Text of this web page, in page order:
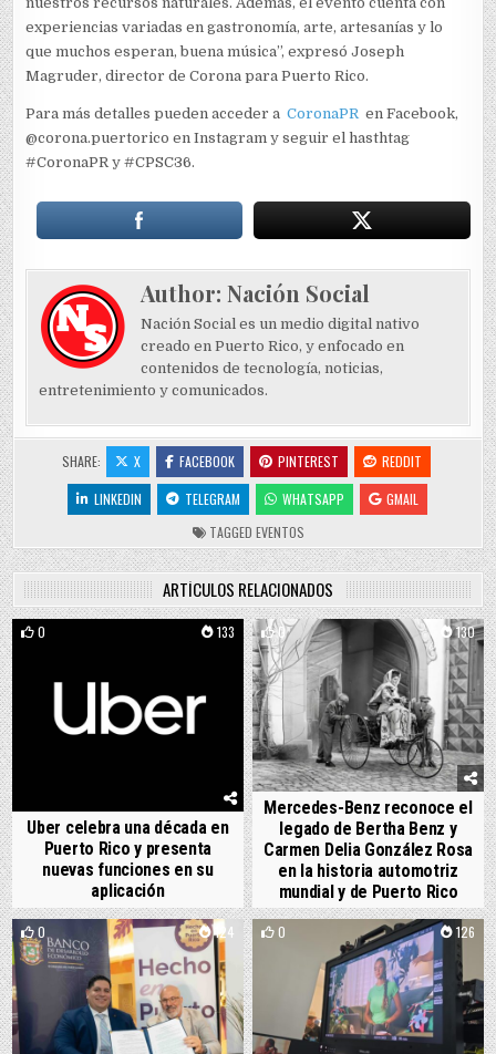
experiencias variadas en gastronomía, arte, artesanías y lo
que muchos esperan, buena música”, expresó Joseph
Magruder, director de Corona para Puerto Rico.
Para más detalles pueden acceder aCoronaPR en Facebook,
@corona.puertorico en Instagram y seguir el hasthtag
#CoronaPR y #CPSC36.
Author:Nación Social
Nación Social es un medio digital nativo
creado en Puerto Rico, y enfocado en
contenidos de tecnología, noticias,
entretenimiento y comunicados.
SHARE: X FACEBOOK PINTEREST
REDDIT
LINKEDIN
TELEGRAM WHATSAPP
GMAIL
TAGGED EVENTOS
ARTÍCULOS RELACIONADOS
0 133
Uber celebra una década en
Puerto Rico y presenta
nuevas funciones en su
aplicación
0 130
Mercedes-Benz reconoce el
legado de Bertha Benz y
Carmen Delia González Rosa
en la historia automotriz
mundial y de Puerto Rico
0 124 0 126